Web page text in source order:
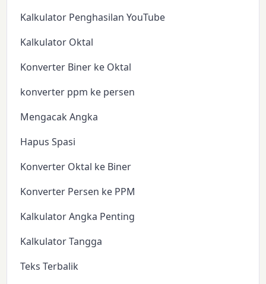
Kalkulator Penghasilan YouTube
Kalkulator Oktal
Konverter Biner ke Oktal
konverter ppm ke persen
Mengacak Angka
Hapus Spasi
Konverter Oktal ke Biner
Konverter Persen ke PPM
Kalkulator Angka Penting
Kalkulator Tangga
Teks Terbalik